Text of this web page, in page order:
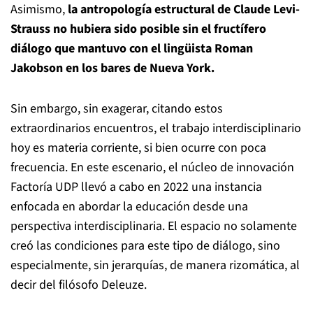
Asimismo, la antropología estructural de Claude Levi-
Strauss no hubiera sido posible sin el fructífero
diálogo que mantuvo con el lingüista Roman
Jakobson en los bares de Nueva York.
Sin embargo, sin exagerar, citando estos
extraordinarios encuentros, el trabajo interdisciplinario
hoy es materia corriente, si bien ocurre con poca
frecuencia. En este escenario, el núcleo de innovación
Factoría UDP llevó a cabo en 2022 una instancia
enfocada en abordar la educación desde una
perspectiva interdisciplinaria. El espacio no solamente
creó las condiciones para este tipo de diálogo, sino
especialmente, sin jerarquías, de manera rizomática, al
decir del filósofo Deleuze.